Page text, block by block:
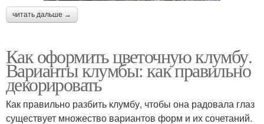
читать дальше →
Как оформить цветочную клумбу.
Варианты клумбы: как правильно
декорировать
Как правильно разбить клумбу, чтобы она радовала глаз
существует множество вариантов форм и их сочетаний.